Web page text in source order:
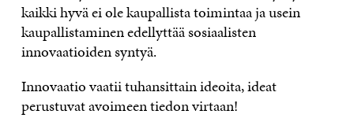
kaikki hyvä ei ole kaupallista toimintaa ja usein
kaupallistaminen edellyttää sosiaalisten
innovaatioiden syntyä.
Innovaatio vaatii tuhansittain ideoita, ideat
perustuvat avoimeen tiedon virtaan!